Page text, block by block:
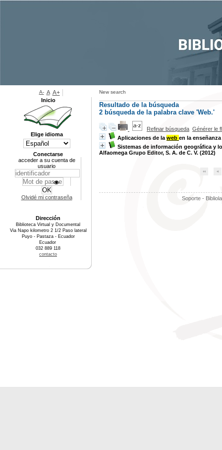
New search
Resultado de la búsqueda
2 búsqueda de la palabra clave 'Web.'
Refinar búsqueda Générer le
Aplicaciones de la web en la enseñanza
Sistemas de información geográfica y
Alfaomega Grupo Editor, S. A. de C. V. (2012)
Soporte -
A- A A+
Inicio
Elige idioma
Conectarse
acceder a su cuenta de
usuario
Olvidé mi contraseña
Dirección
Biblioteca Virtual y Documental
Via Napo kilometro 2 1/2 Paso lateral
Puyo - Pastaza - Ecuador
Ecuador
032 889 118
contacto